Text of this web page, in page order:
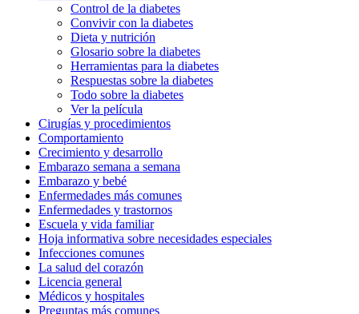
Control de la diabetes
Convivir con la diabetes
Dieta y nutrición
Glosario sobre la diabetes
Herramientas para la diabetes
Respuestas sobre la diabetes
Todo sobre la diabetes
Ver la película
Cirugías y procedimientos
Comportamiento
Crecimiento y desarrollo
Embarazo semana a semana
Embarazo y bebé
Enfermedades más comunes
Enfermedades y trastornos
Escuela y vida familiar
Hoja informativa sobre necesidades especiales
Infecciones comunes
La salud del corazón
Licencia general
Médicos y hospitales
Preguntas más comunes